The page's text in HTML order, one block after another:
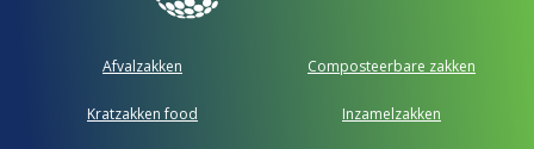
Afvalzakken Composteerbare zakken
Kratzakken food Inzamelzakken